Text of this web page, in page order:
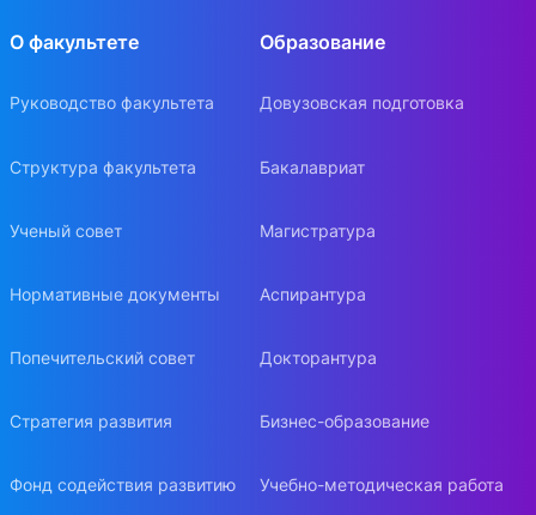
О факультете
Руководство факультета
Структура факультета
Ученый совет
Нормативные документы
Попечительский совет
Стратегия развития
Фонд содействия развитию
Образование
Довузовская подготовка
Бакалавриат
Магистратура
Аспирантура
Докторантура
Бизнес-образование
Учебно-методическая работа